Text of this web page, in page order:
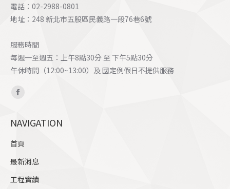
電話：02-2988-0801
地址：248 新北市五股區民義路一段76巷6號
服務時間
每週一至週五：上午8點30分 至 下午5點30分
午休時間（12:00~13:00）及 國定例假日不提供服務
Find us on:
Facebook
opens
window
NAVIGATION
首頁
最新消息
工程實績